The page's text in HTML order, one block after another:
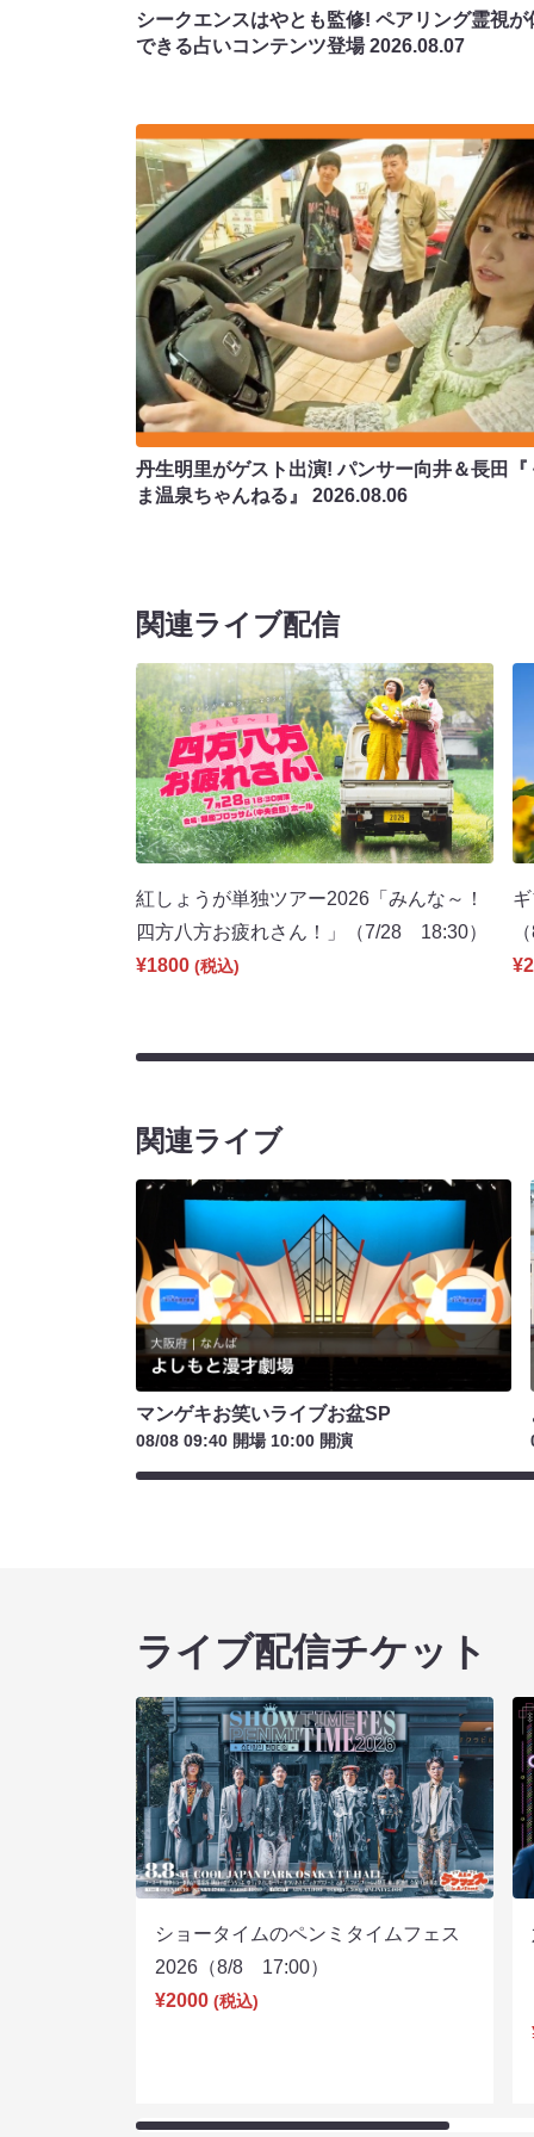
シークエンスはやとも監修! ペアリング霊視が
できる占いコンテンツ登場2026.08.07
丹生明里がゲスト出演! パンサー向井＆長田『
ま温泉ちゃんねる』 2026.08.06
関連ライブ配信
紅しょうが単独ツアー2026「みんな～！
四方八方お疲れさん！」（7/28 18:30）
¥1800 (税込)
関連ライブ
マンゲキお笑いライブお盆SP
08/08 09:40 開場 10:00 開演
ライブ配信チケット
ショータイムのペンミタイムフェス
2026（8/8 17:00）
¥2000 (税込)